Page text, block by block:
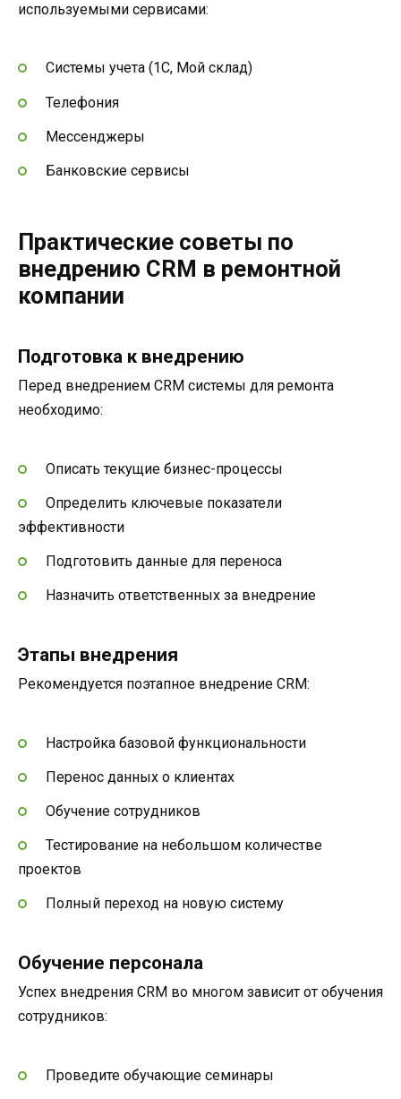
используемыми сервисами:
Системы учета (1С, Мой склад)
Телефония
Мессенджеры
Банковские сервисы
Практические советы по
внедрению CRM в ремонтной
компании
Подготовка к внедрению
Перед внедрением CRM системы для ремонта
необходимо:
Описать текущие бизнес-процессы
Определить ключевые показатели
эффективности
Подготовить данные для переноса
Назначить ответственных за внедрение
Этапы внедрения
Рекомендуется поэтапное внедрение CRM:
Настройка базовой функциональности
Перенос данных о клиентах
Обучение сотрудников
Тестирование на небольшом количестве
проектов
Полный переход на новую систему
Обучение персонала
Успех внедрения CRM во многом зависит от обучения
сотрудников:
Проведите обучающие семинары